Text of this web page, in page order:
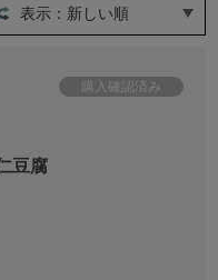
表示：新しい順
豆腐